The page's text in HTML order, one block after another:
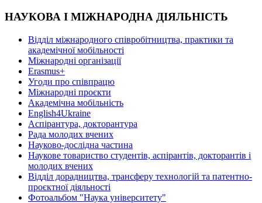
НАУКОВА І МІЖНАРОДНА ДІЯЛЬНІСТЬ
Відділ міжнародного співробітництва, практики та
академічної мобільності
Міжнародні організації
Erasmus+
Угоди про співпрацю
Міжнародні проєкти
Академічна мобільність
English4Ukraine
Аспірантура, докторантура
Рада молодих вчених
Науково-дослідна частина
Наукове товариство студентів, аспірантів, докторантів і
молодих вчених
Відділ дорадництва, трансферу технологій та патентно-
проєктної діяльності
Фотоальбом "Наука університету"